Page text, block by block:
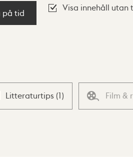
på tid
Visa innehåll utan
Litteraturtips (1) Film &